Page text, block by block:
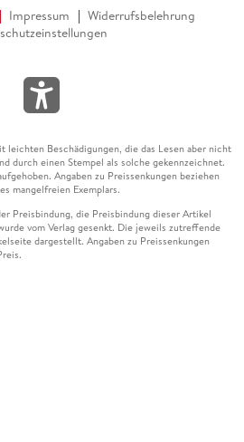
Impressum
Widerrufsbelehrung
leichten Beschädigungen, die das Lesen aber nicht
durch einen Stempel als solche gekennzeichnet.
Angaben zu Preissenkungen beziehen
mangelfreien Exemplars.
Preisbindung, die Preisbindung dieser Artikel
vom Verlag gesenkt. Die jeweils zutreffende
dargestellt. Angaben zu Preissenkungen